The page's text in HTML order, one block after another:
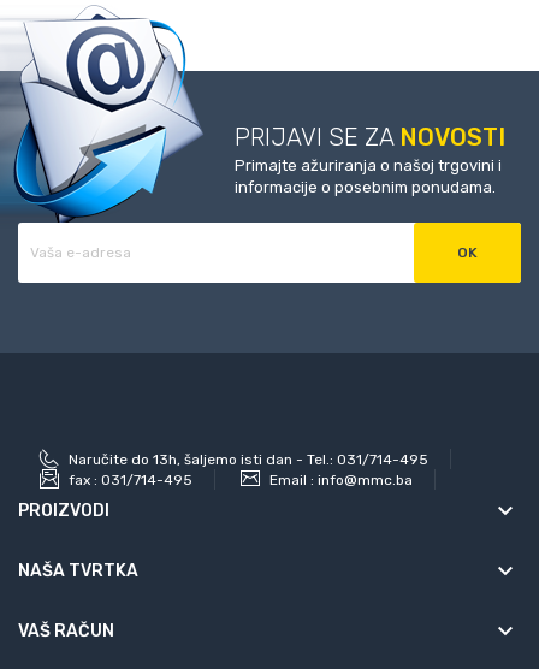
PRIJAVI SE ZA NOVOSTI
Primajte ažuriranja o našoj trgovini i
informacije o posebnim ponudama.
Naručite do 13h, šaljemo isti dan - Tel.: 031/714-495
fax : 031/714-495 Email : info@mmc.ba
PROIZVODI keyboard_arrow_down
NAŠA TVRTKA keyboard_arrow_down
VAŠ RAČUN 